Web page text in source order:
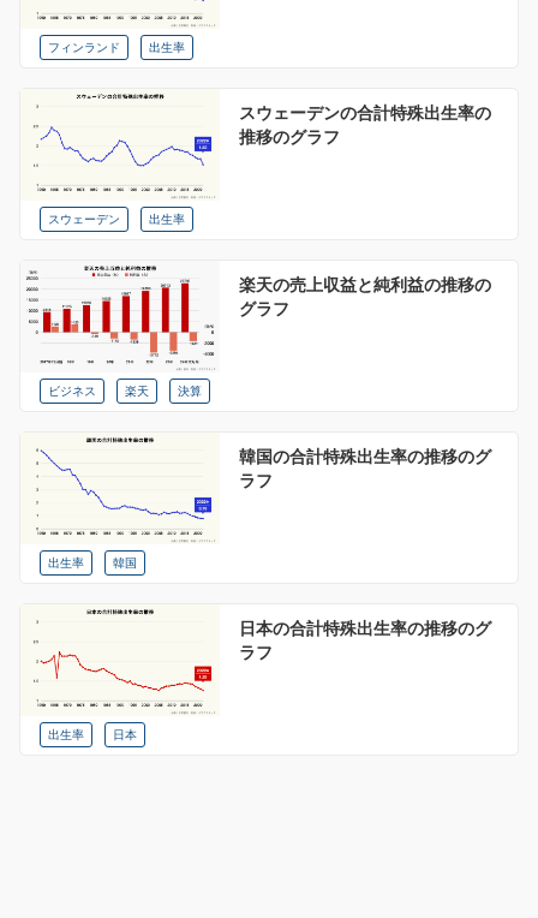
フィンランド 出生率
スウェーデンの合計特殊出生率の
推移のグラフ
スウェーデン 出生率
楽天の売上収益と純利益の推移の
グラフ
ビジネス 楽天 決算
韓国の合計特殊出生率の推移のグ
ラフ
出生率 韓国
日本の合計特殊出生率の推移のグ
ラフ
出生率 日本